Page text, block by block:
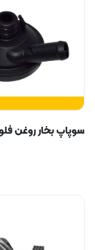
سوپاپ بخار روغن